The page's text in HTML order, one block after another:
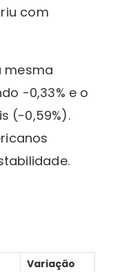
com
mesma
-0,33% e o
(-0,59%).
Variação